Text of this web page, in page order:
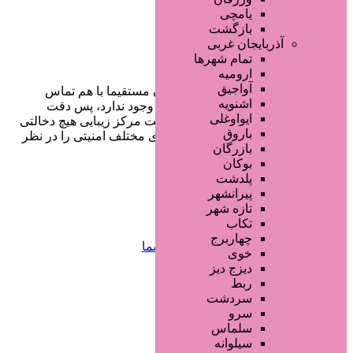
یامچی
بازگشت
آذربایجان غربی
تمام شهر‌ها
ارومیه
آواجیق
اشنویه
ایواوغلی
باروق
بازرگان
بوکان
پلدشت
پیرانشهر
تازه شهر
تکاب
چهاربرج
خوی
دیزج دیز
ربط
سردشت
سرو
سلماس
سیلوانه
در سایت تبلیغاتی مرکز زیبایی کاربران مستقیما با هم تماس
می‌گیرند و هیچ واسطه‌ای در این میان وجود ندارد، پس دقت
فرمایید که در خرید و فروشِ شما سایت مرکز زیبایی هیچ دخالتی
نداشته و کاربران باید خودشان جنبه‌های مختلف امنیتی را در نظر
دسترسی سریع
صفحه اختصاصی کسب و کار شما
ثبت آگهی انبوه تبلیغاتی
سفارش رپورتاژ آگهی
طراحی سایت : ققنوس پارس